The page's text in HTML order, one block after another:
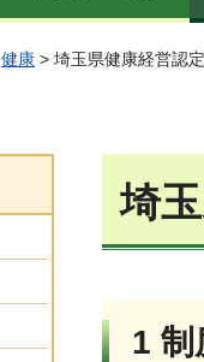
健康 > 埼玉県健康経営認
埼
1 制